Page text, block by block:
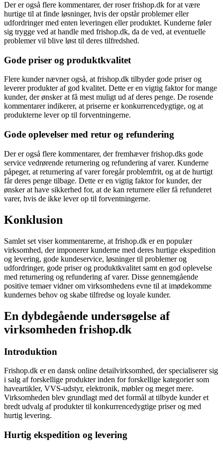
Der er også flere kommentarer, der roser frishop.dk for at være
hurtige til at finde løsninger, hvis der opstår problemer eller
udfordringer med enten leveringen eller produktet. Kunderne føler
sig trygge ved at handle med frishop.dk, da de ved, at eventuelle
problemer vil blive løst til deres tilfredshed.
Gode priser og produktkvalitet
Flere kunder nævner også, at frishop.dk tilbyder gode priser og
leverer produkter af god kvalitet. Dette er en vigtig faktor for mange
kunder, der ønsker at få mest muligt ud af deres penge. De rosende
kommentarer indikerer, at priserne er konkurrencedygtige, og at
produkterne lever op til forventningerne.
Gode oplevelser med retur og refundering
Der er også flere kommentarer, der fremhæver frishop.dks gode
service vedrørende returnering og refundering af varer. Kunderne
påpeger, at returnering af varer foregår problemfrit, og at de hurtigt
får deres penge tilbage. Dette er en vigtig faktor for kunder, der
ønsker at have sikkerhed for, at de kan returnere eller få refunderet
varer, hvis de ikke lever op til forventningerne.
Konklusion
Samlet set viser kommentarerne, at frishop.dk er en populær
virksomhed, der imponerer kunderne med deres hurtige ekspedition
og levering, gode kundeservice, løsninger til problemer og
udfordringer, gode priser og produktkvalitet samt en god oplevelse
med returnering og refundering af varer. Disse gennemgående
positive temaer vidner om virksomhedens evne til at imødekomme
kundernes behov og skabe tilfredse og loyale kunder.
En dybdegående undersøgelse af
virksomheden frishop.dk
Introduktion
Frishop.dk er en dansk online detailvirksomhed, der specialiserer sig
i salg af forskellige produkter inden for forskellige kategorier som
haveartikler, VVS-udstyr, elektronik, møbler og meget mere.
Virksomheden blev grundlagt med det formål at tilbyde kunder et
bredt udvalg af produkter til konkurrencedygtige priser og med
hurtig levering.
Hurtig ekspedition og levering